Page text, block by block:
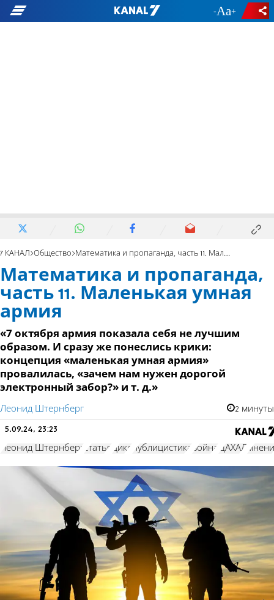
- +
7 КАНАЛ Общество Математика и пропаганда, часть 11. Маленькая умная армия
Математика и пропаганда,
часть 11. Маленькая умная
армия
«7 октября армия показала себя не лучшим
образом. И сразу же понеслись крики:
концепция «маленькая умная армия»
провалилась, «зачем нам нужен дорогой
электронный забор?» и т. д.»
Леонид Штернберг 2 минуты
5.09.24, 23:23
Леонид Штернберг статья цикл публицистика война ЦАХАЛ